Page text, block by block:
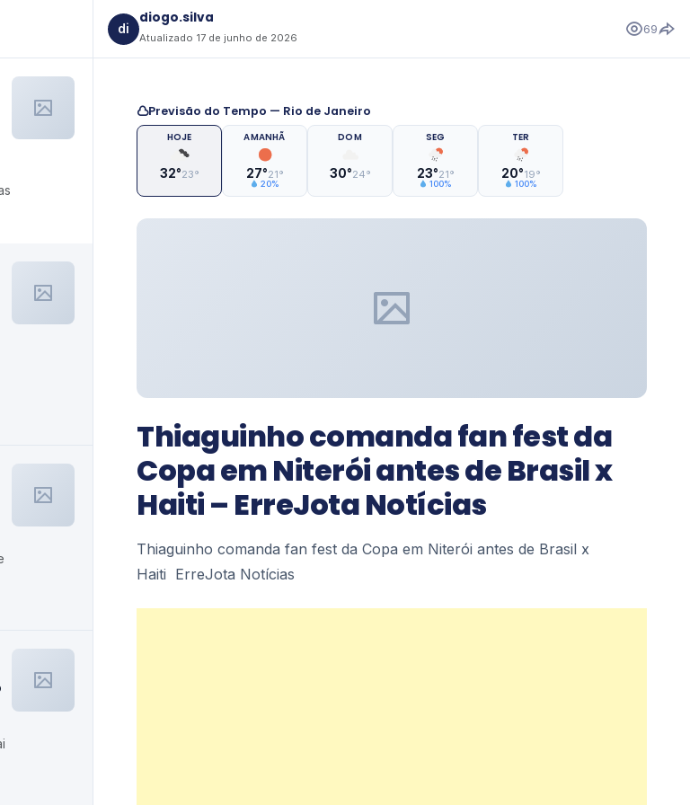
di
diogo.silva
Atualizado 17 de junho de 2026
69
Previsão do Tempo — Rio de Janeiro
HOJE
32°23°
AMANHÃ
27°21°
20%
DOM
30°24°
SEG
23°21°
100%
TER
20°19°
100%
Thiaguinho comanda fan fest da
Copa em Niterói antes de Brasil x
Haiti – ErreJota Notícias
Thiaguinho comanda fan fest da Copa em Niterói antes de Brasil x
Haiti ErreJota Notícias